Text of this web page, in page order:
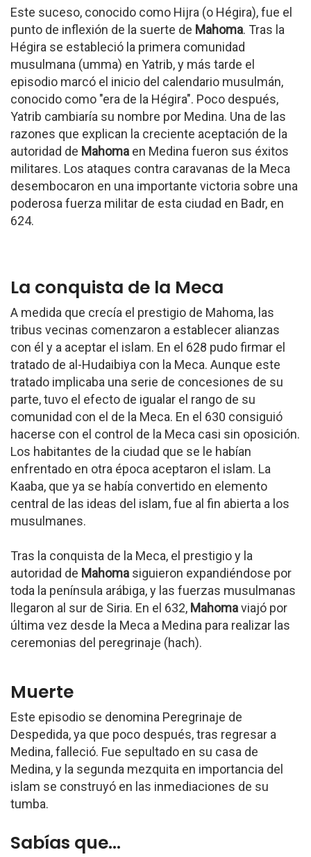
Este suceso, conocido como Hijra (o Hégira), fue el
punto de inflexión de la suerte de Mahoma. Tras la
Hégira se estableció la primera comunidad
musulmana (umma) en Yatrib, y más tarde el
episodio marcó el inicio del calendario musulmán,
conocido como "era de la Hégira". Poco después,
Yatrib cambiaría su nombre por Medina. Una de las
razones que explican la creciente aceptación de la
autoridad de Mahoma en Medina fueron sus éxitos
militares. Los ataques contra caravanas de la Meca
desembocaron en una importante victoria sobre una
poderosa fuerza militar de esta ciudad en Badr, en
624.
La conquista de la Meca
A medida que crecía el prestigio de Mahoma, las
tribus vecinas comenzaron a establecer alianzas
con él y a aceptar el islam. En el 628 pudo firmar el
tratado de al-Hudaibiya con la Meca. Aunque este
tratado implicaba una serie de concesiones de su
parte, tuvo el efecto de igualar el rango de su
comunidad con el de la Meca. En el 630 consiguió
hacerse con el control de la Meca casi sin oposición.
Los habitantes de la ciudad que se le habían
enfrentado en otra época aceptaron el islam. La
Kaaba, que ya se había convertido en elemento
central de las ideas del islam, fue al fin abierta a los
musulmanes.
Tras la conquista de la Meca, el prestigio y la
autoridad de Mahoma siguieron expandiéndose por
toda la península arábiga, y las fuerzas musulmanas
llegaron al sur de Siria. En el 632, Mahomaviajó por
última vez desde la Meca a Medina para realizar las
ceremonias del peregrinaje (hach).
Muerte
Este episodio se denomina Peregrinaje de
Despedida, ya que poco después, tras regresar a
Medina, falleció. Fue sepultado en su casa de
Medina, y la segunda mezquita en importancia del
islam se construyó en las inmediaciones de su
tumba.
Sabías que...